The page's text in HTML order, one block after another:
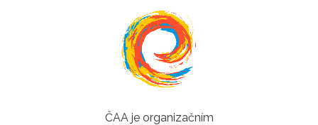
ČAA je organizačním